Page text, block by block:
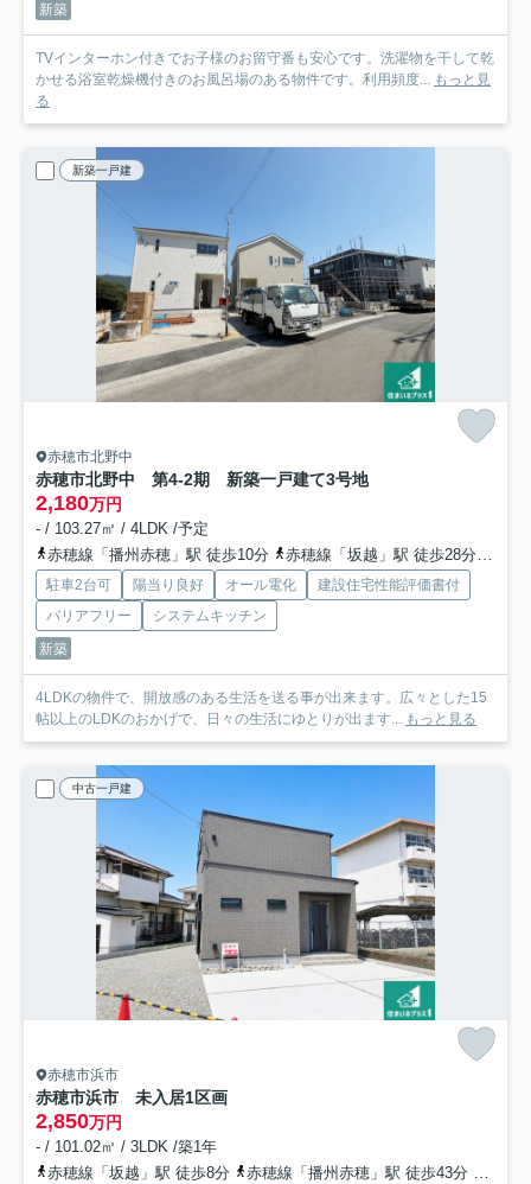
新築
TVインターホン付きでお子様のお留守番も安心です。洗濯物を干して乾
かせる浴室乾燥機付きのお風呂場のある物件です。利用頻度... もっと見
る
新築一戸建
赤穂市北野中
赤穂市北野中 第4-2期 新築一戸建て3号地
2,180万円
- / 103.27㎡ / 4LDK /予定
赤穂線「播州赤穂」駅 徒歩10分
赤穂線「坂越」駅 徒歩28分
駐車2台可 陽当り良好 オール電化
建設住宅性能評価書付
バリアフリー
システムキッチン
新築
4LDKの物件で、開放感のある生活を送る事が出来ます。広々とした15
帖以上のLDKのおかげで、日々の生活にゆとりが出ます... もっと見る
中古一戸建
赤穂市浜市
赤穂市浜市 未入居1区画
2,850万円
- / 101.02㎡ / 3LDK /築1年
赤穂線「坂越」駅 徒歩8分
赤穂線「播州赤穂」駅 徒歩43分 赤穂